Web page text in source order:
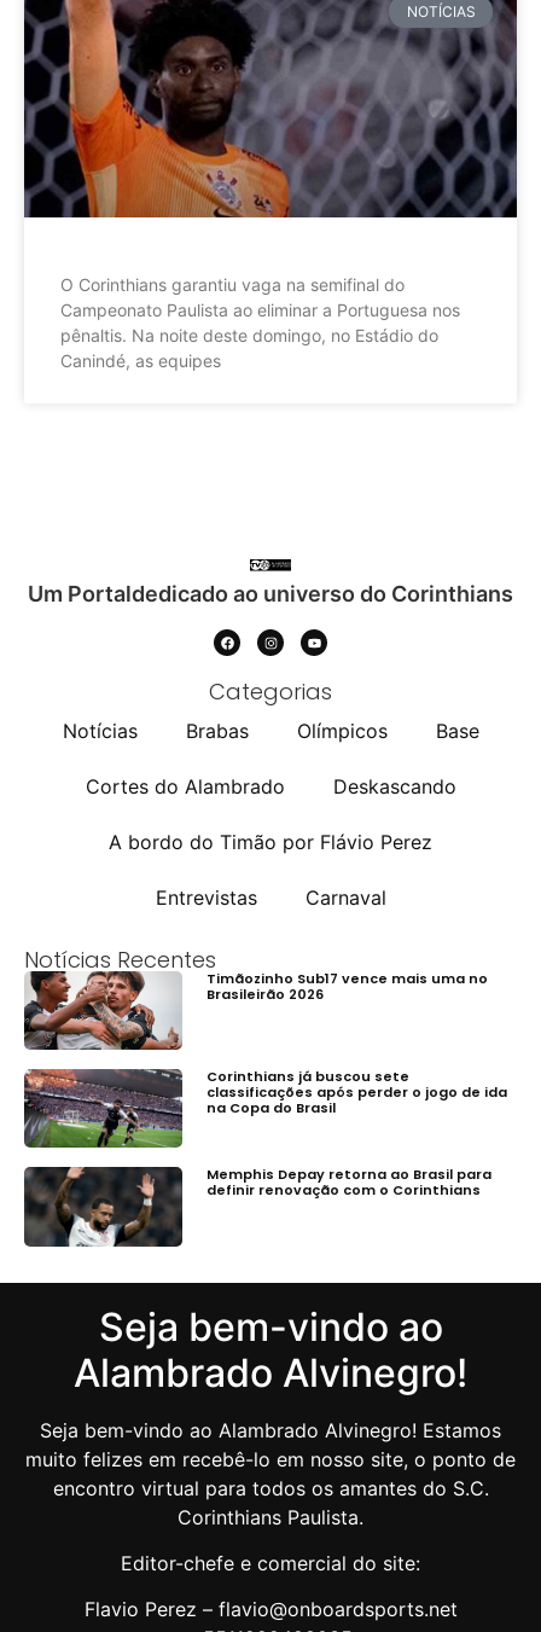
NOTÍCIAS
O Corinthians garantiu vaga na semifinal do
Campeonato Paulista ao eliminar a Portuguesa nos
pênaltis. Na noite deste domingo, no Estádio do
Canindé, as equipes
Um Portaldedicado ao universo do Corinthians
Categorias
Notícias Brabas Olímpicos Base
Cortes do Alambrado Deskascando
A bordo do Timão por Flávio Perez
Entrevistas Carnaval
Notícias Recentes
Timãozinho Sub17 vence mais uma no
Brasileirão 2026
Corinthians já buscou sete
classificações após perder o jogo de ida
na Copa do Brasil
Memphis Depay retorna ao Brasil para
definir renovação com o Corinthians
Seja bem-vindo ao
Alambrado Alvinegro!
Seja bem-vindo ao Alambrado Alvinegro! Estamos
muito felizes em recebê-lo em nosso site, o ponto de
encontro virtual para todos os amantes do S.C.
Corinthians Paulista.
Editor-chefe e comercial do site:
Flavio Perez – flavio@onboardsports.net